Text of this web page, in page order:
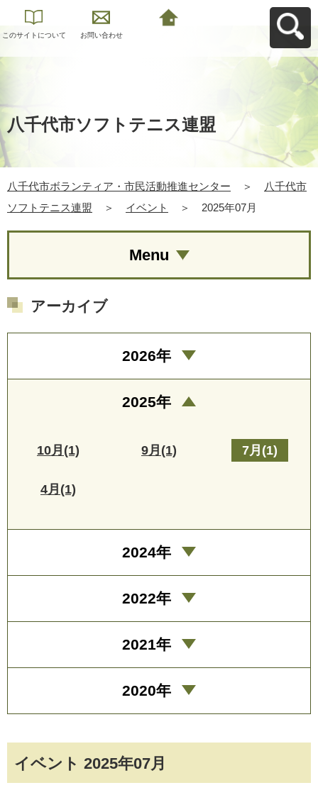
このサイトについて お問い合わせ
八千代市ソフトテニス連盟
八千代市ボランティア・市民活動推進センター ＞
八千代市
ソフトテニス連盟
＞ イベント ＞ 2025年07月
イベント 2025年07月
Menu
アーカイブ
2026年
2025年
10月(1) 9月(1) 7月(1)
4月(1)
2024年
2022年
2021年
2020年